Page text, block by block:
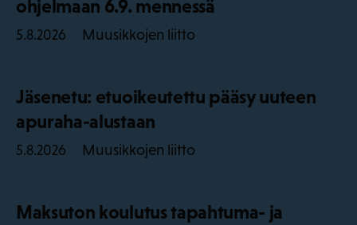
ohjelmaan 6.9. mennessä
5.8.2026 Muusikkojen liitto
Jäsenetu: etuoikeutettu pääsy uuteen
apuraha-alustaan
5.8.2026 Muusikkojen liitto
Maksuton koulutus tapahtuma- ja